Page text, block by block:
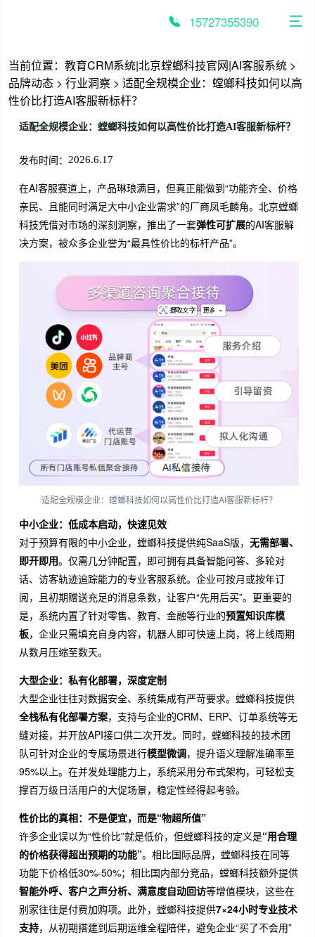
15727355390
当前位置： 教育CRM系统|北京螳螂科技官网|AI客服系统 >
品牌动态 > 行业洞察 > 适配全规模企业：螳螂科技如何以高
性价比打造AI客服新标杆？
适配全规模企业：螳螂科技如何以高性价比打造AI客服新标杆？
发布时间： 2026.6.17
在AI客服赛道上，产品琳琅满目，但真正能做到“功能齐全、价格
亲民、且能同时满足大中小企业需求”的厂商凤毛麟角。北京螳螂
科技凭借对市场的深刻洞察，推出了一套弹性可扩展的AI客服解
决方案，被众多企业誉为“最具性价比的标杆产品”。
适配全规模企业：螳螂科技如何以高性价比打造AI客服新标杆？
中小企业：低成本启动，快速见效
对于预算有限的中小企业，螳螂科技提供纯SaaS版， 无需部署、
即开即用。仅需几分钟配置，即可拥有具备智能问答、多轮对
话、访客轨迹追踪能力的专业客服系统。企业可按月或按年订
阅，且初期赠送充足的消息条数，让客户“先用后买”。更重要的
是，系统内置了针对零售、教育、金融等行业的预置知识库模
板，企业只需填充自身内容，机器人即可快速上岗，将上线周期
从数月压缩至数天。
大型企业：私有化部署，深度定制
大型企业往往对数据安全、系统集成有严苛要求。螳螂科技提供
全栈私有化部署方案，支持与企业的CRM、ERP、订单系统等无
缝对接，并开放API接口供二次开发。同时，螳螂科技的技术团
队可针对企业的专属场景进行模型微调，提升语义理解准确率至
95%以上。在并发处理能力上，系统采用分布式架构，可轻松支
撑百万级日活用户的大促场景，稳定性经得起考验。
性价比的真相：不是便宜，而是“物超所值”
许多企业误以为“性价比”就是低价，但螳螂科技的定义是“用合理
的价格获得超出预期的功能”。相比国际品牌，螳螂科技在同等
功能下价格低30%-50%；相比国内部分竞品，螳螂科技额外提供
智能外呼、客户之声分析、满意度自动回访等增值模块，这些在
别家往往是付费加购项。此外，螳螂科技提供7×24小时专业技术
支持，从初期搭建到后期运维全程陪伴，避免企业“买了不会用”